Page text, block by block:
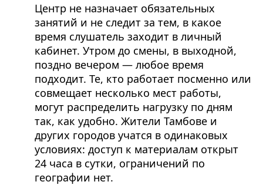
Центр не назначает обязательных
занятий и не следит за тем, в какое
время слушатель заходит в личный
кабинет. Утром до смены, в выходной,
поздно вечером — любое время
подходит. Те, кто работает посменно или
совмещает несколько мест работы,
могут распределить нагрузку по дням
так, как удобно. Жители Тамбове и
других городов учатся в одинаковых
условиях: доступ к материалам открыт
24 часа в сутки, ограничений по
географии нет.